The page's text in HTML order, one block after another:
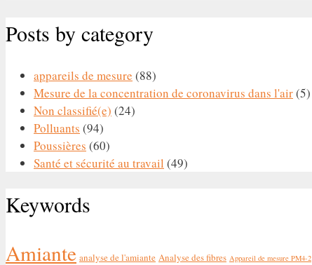
Posts by category
appareils de mesure (88)
Mesure de la concentration de coronavirus dans l'air(5)
Non classifié(e) (24)
Polluants (94)
Poussières (60)
Santé et sécurité au travail (49)
Keywords
Amiante analyse de l'amiante Analyse des fibres Appareil de mesure PM4-2